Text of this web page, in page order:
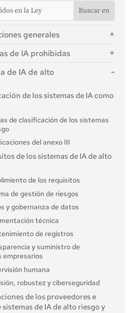
generales
aplicación
en IA
de IA prohibidas
de IA prohibidas
de IA de alto
de los sistemas de IA como
de clasificación de los sistemas
del anexo III
de los sistemas de IA de alto
de los requisitos
de gestión de riesgos
y gobernanza de datos
técnica
de registros
y suministro de
empresarios
humana
robustez y ciberseguridad
de los proveedores e
de IA de alto riesgo y